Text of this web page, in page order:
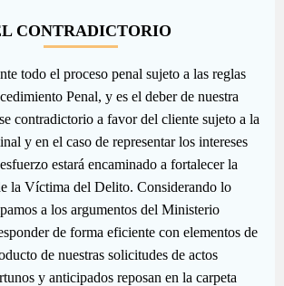
CONTRADICTORIO
todo el proceso penal sujeto a las reglas
Penal, y es el deber de nuestra
contradictorio a favor del cliente sujeto a la
y en el caso de representar los intereses
estará encaminado a fortalecer la
la Víctima del Delito. Considerando lo
a los argumentos del Ministerio
de forma eficiente con elementos de
de nuestras solicitudes de actos
y anticipados reposan en la carpeta